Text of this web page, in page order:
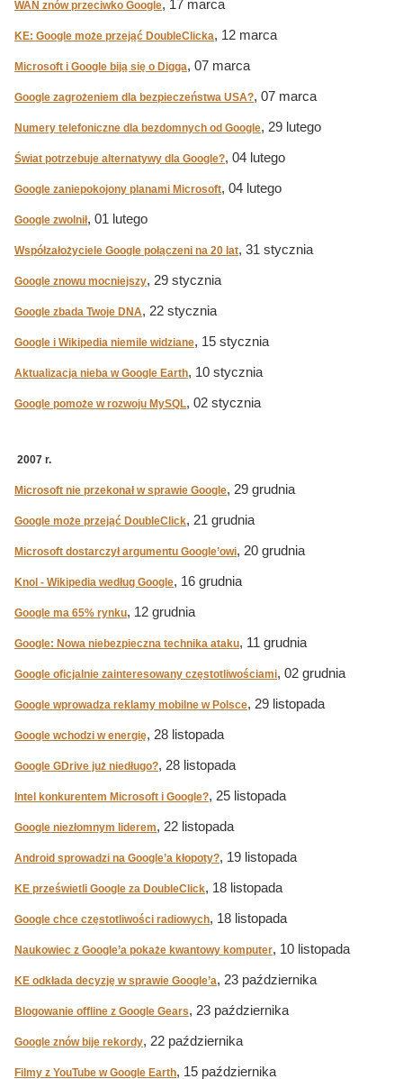
WAN znów przeciwko Google, 17 marca
KE: Google może przejąć DoubleClicka, 12 marca
Microsoft i Google biją się o Digga, 07 marca
Google zagrożeniem dla bezpieczeństwa USA?, 07 marca
Numery telefoniczne dla bezdomnych od Google, 29 lutego
Świat potrzebuje alternatywy dla Google?, 04 lutego
Google zaniepokojony planami Microsoft, 04 lutego
Google zwolnił, 01 lutego
Współzałożyciele Google połączeni na 20 lat, 31 stycznia
Google znowu mocniejszy, 29 stycznia
Google zbada Twoje DNA, 22 stycznia
Google i Wikipedia niemile widziane, 15 stycznia
Aktualizacja nieba w Google Earth, 10 stycznia
Google pomoże w rozwoju MySQL, 02 stycznia
2007 r.
Microsoft nie przekonał w sprawie Google, 29 grudnia
Google może przejąć DoubleClick, 21 grudnia
Microsoft dostarczył argumentu Google’owi, 20 grudnia
Knol - Wikipedia według Google, 16 grudnia
Google ma 65% rynku, 12 grudnia
Google: Nowa niebezpieczna technika ataku, 11 grudnia
Google oficjalnie zainteresowany częstotliwościami, 02 grudnia
Google wprowadza reklamy mobilne w Polsce, 29 listopada
Google wchodzi w energię, 28 listopada
Google GDrive już niedługo?, 28 listopada
Intel konkurentem Microsoft i Google?, 25 listopada
Google niezłomnym liderem, 22 listopada
Android sprowadzi na Google’a kłopoty?, 19 listopada
KE prześwietli Google za DoubleClick, 18 listopada
Google chce częstotliwości radiowych, 18 listopada
Naukowiec z Google’a pokaże kwantowy komputer, 10 listopada
KE odkłada decyzję w sprawie Google’a, 23 października
Blogowanie offline z Google Gears, 23 października
Google znów bije rekordy, 22 października
Filmy z YouTube w Google Earth, 15 października